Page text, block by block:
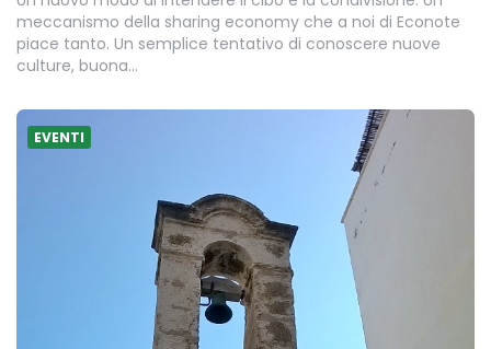
meccanismo della sharing economy che a noi di Econote
piace tanto. Un semplice tentativo di conoscere nuove
culture, buona…
EVENTI